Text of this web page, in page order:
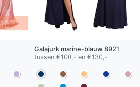
Galajurk marine-blauw 8921
tussen €100,- en €130,-